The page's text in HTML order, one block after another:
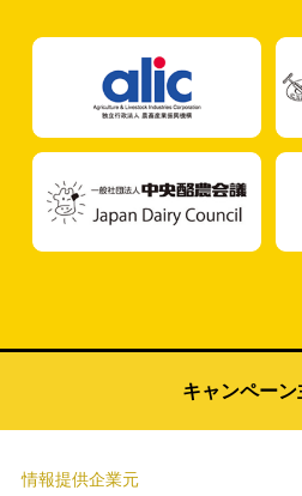
キャンペーン
情報提供企業元